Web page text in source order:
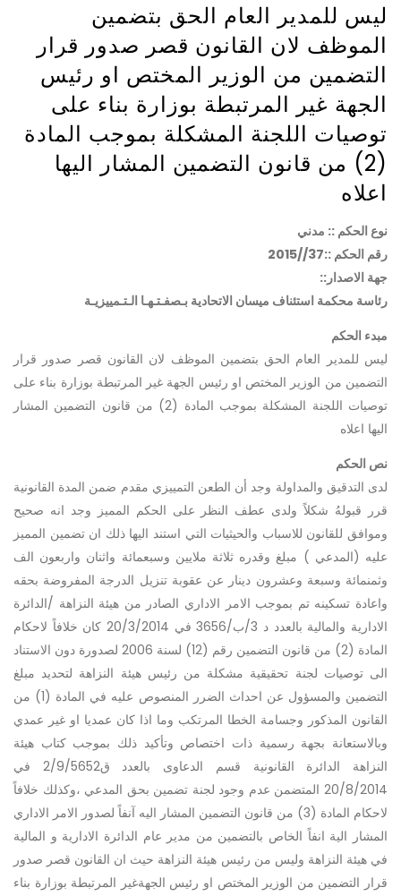
ليس للمدير العام الحق بتضمين
الموظف لان القانون قصر صدور قرار
التضمين من الوزير المختص او رئيس
الجهة غير المرتبطة بوزارة بناء على
توصيات اللجنة المشكلة بموجب المادة
(2) من قانون التضمين المشار اليها
اعلاه
نوع الحكم :: مدني
رقم الحكم ::37//2015
جهة الاصدار::
رئاسة محكمة استئناف ميسان الاتحادية بـصفـتـهـا الـتـمييزيـة
مبدء الحكم
ليس للمدير العام الحق بتضمين الموظف لان القانون قصر صدور قرار
التضمين من الوزير المختص او رئيس الجهة غير المرتبطة بوزارة بناء على
توصيات اللجنة المشكلة بموجب المادة (2) من قانون التضمين المشار
اليها اعلاه
نص الحكم
لدى التدقيق والمداولة وجد أن الطعن التمييزي مقدم ضمن المدة القانونية
قرر قبولهُ شكلاً ولدى عطف النظر على الحكم المميز وجد انه صحيح
وموافق للقانون للاسباب والحيثيات التي استند اليها ذلك ان تضمين المميز
عليه (المدعي ) مبلغ وقدره ثلاثة ملايين وسبعمائة واثنان واربعون الف
وثمنمائة وسبعة وعشرون دينار عن عقوبة تنزيل الدرجة المفروضة بحقه
واعادة تسكينه تم بموجب الامر الاداري الصادر من هيئة النزاهة /الدائرة
الادارية والمالية بالعدد د 3/ب/3656 في 20/3/2014 كان خلافاً لاحكام
المادة (2) من قانون التضمين رقم (12) لسنة 2006 لصدورة دون الاستناد
الى توصيات لجنة تحقيقية مشكلة من رئيس هيئة النزاهة لتحديد مبلغ
التضمين والمسؤول عن احداث الضرر المنصوص عليه في المادة (1) من
القانون المذكور وجسامة الخطا المرتكب وما اذا كان عمديا او غير عمدي
وبالاستعانة بجهة رسمية ذات اختصاص وتأكيد ذلك بموجب كتاب هيئة
النزاهة الدائرة القانونية قسم الدعاوى بالعدد ق2/9/5652 في
20/8/2014 المتضمن عدم وجود لجنة تضمين بحق المدعي ،وكذلك خلافاً
لاحكام المادة (3) من قانون التضمين المشار اليه آنفاً لصدور الامر الاداري
المشار الية انفاً الخاص بالتضمين من مدير عام الدائرة الادارية و المالية
في هيئة النزاهة وليس من رئيس هيئة النزاهة حيث ان القانون قصر صدور
قرار التضمين من الوزير المختص او رئيس الجهةغير المرتبطة بوزارة بناء